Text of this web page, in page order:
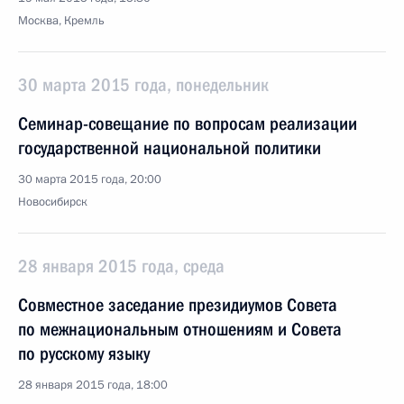
Москва, Кремль
30 марта 2015 года, понедельник
Семинар-совещание по вопросам реализации
государственной национальной политики
30 марта 2015 года, 20:00
Новосибирск
28 января 2015 года, среда
Совместное заседание президиумов Совета
по межнациональным отношениям и Совета
по русскому языку
28 января 2015 года, 18:00